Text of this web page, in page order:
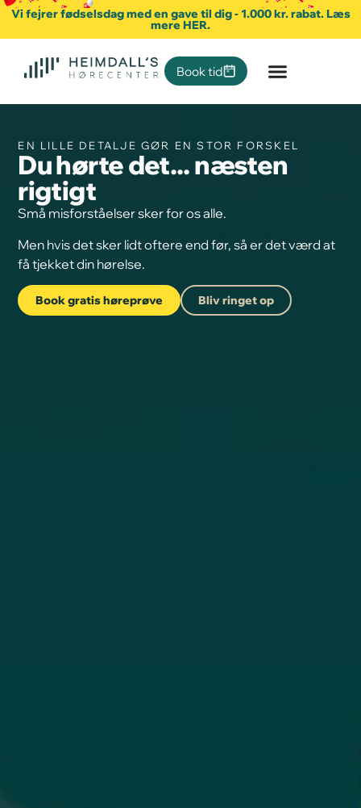
Vi fejrer fødselsdag med en gave til dig - 1.000 kr. rabat. Læs
mere HER.
Book tid
EN LILLE DETALJE GØR EN STOR FORSKEL
Du hørte det... næsten
rigtigt
Små misforståelser sker for os alle.
Men hvis det sker lidt oftere end før, så er det værd at
få tjekket din hørelse.
Book gratis høreprøve Bliv ringet op